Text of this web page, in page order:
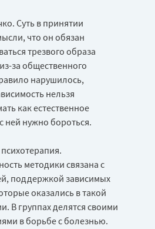
Суть в принятии
что он обязан
трезвого образа
за общественного
нарушилось,
нельзя
как естественное
ней нужно бороться.
методики связана с
поддержкой зависимых
оказались в такой
В группах делятся своими
в борьбе с болезнью.